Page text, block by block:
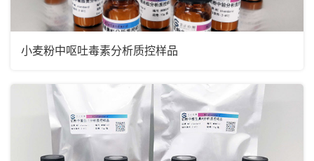
小麦粉中呕吐毒素分析质控样品